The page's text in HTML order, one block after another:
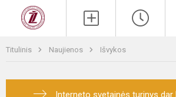
Titulinis Naujienos Išvykos
Interneto svetainės turinys dar